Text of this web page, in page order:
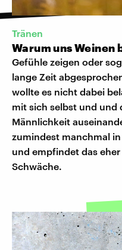
Tränen
Warum uns Weinen
Gefühle zeigen oder
lange Zeit
wollte es nicht dabei
mit sich selbst und und
Männlichkeit
zumindest manchmal
und empfindet das
Schwäche.